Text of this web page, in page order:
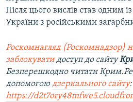
Після цього вислів став одним
України з російськими
Роскомнагляд (Роскомнадзор)
заблокуватидоступ до сайту
Безперешкодно читати
допомогою дзеркального сайту:
https://